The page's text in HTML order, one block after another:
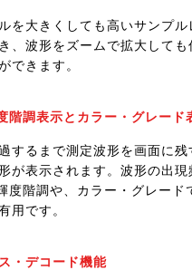
を大きくしても高いサンプル
、波形をズームで拡大しても
できます。
階調表示とカラー・グレード
するまで測定波形を画面に残
が表示されます。波形の出現
度階調や、カラー・グレード
用です。
・デコード機能